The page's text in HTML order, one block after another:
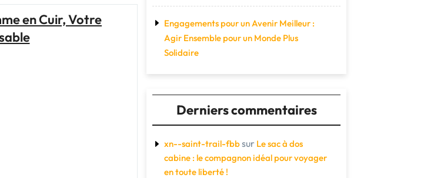
en Cuir, Votre
Engagements pour un Avenir Meilleur :
Agir Ensemble pour un Monde Plus
Solidaire
Derniers commentaires
xn--saint-trail-fbbsur Le sac à dos
cabine : le compagnon idéal pour voyager
en toute liberté !